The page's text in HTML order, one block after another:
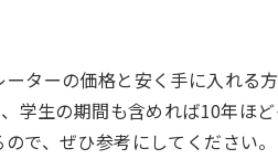
ターの価格と安く手に入れる
学生の期間も含めれば10年ほ
で、ぜひ参考にしてください。